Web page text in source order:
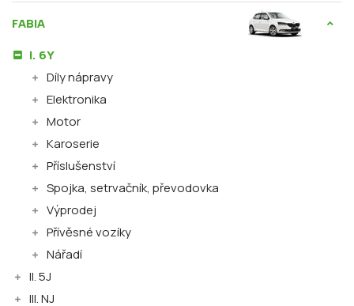
FABIA
I. 6Y
Díly nápravy
Elektronika
Motor
Karoserie
Příslušenství
Spojka, setrvačník, převodovka
Výprodej
Přívěsné vozíky
Nářadí
II. 5J
III. NJ